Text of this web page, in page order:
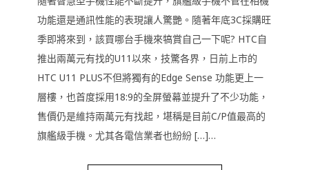
功能還是通訊性能的表現讓人驚艷。隨著年底3C採購旺
季即將來到，該買哪台手機來犒賞自己一下呢? HTC自
推出兩萬元有找的U11以來，技驚各界，日前上市的
HTC U11 PLUS不但將獨有的Edge Sense 功能更上一
層樓，也首度採用18:9的全屏螢幕並提升了不少功能，
售價仍是維持兩萬元有找起，堪稱是目前C/P值最高的
旗艦級手機。尤其各電信業者也紛紛 […]…